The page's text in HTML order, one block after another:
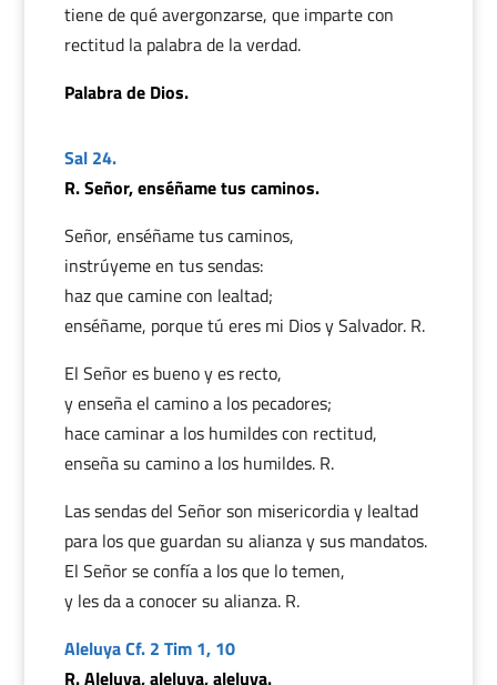
tiene de qué avergonzarse, que imparte con
rectitud la palabra de la verdad.
Palabra de Dios.
Sal 24.
R. Señor, enséñame tus caminos.
Señor, enséñame tus caminos,
instrúyeme en tus sendas:
haz que camine con lealtad;
enséñame, porque tú eres mi Dios y Salvador. R.
El Señor es bueno y es recto,
y enseña el camino a los pecadores;
hace caminar a los humildes con rectitud,
enseña su camino a los humildes. R.
Las sendas del Señor son misericordia y lealtad
para los que guardan su alianza y sus mandatos.
El Señor se confía a los que lo temen,
y les da a conocer su alianza. R.
Aleluya Cf. 2 Tim 1, 10
R. Aleluya, aleluya, aleluya.